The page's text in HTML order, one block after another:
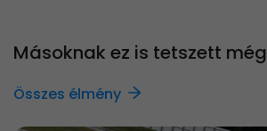
Másoknak ez is tetszett még
Összes élmény